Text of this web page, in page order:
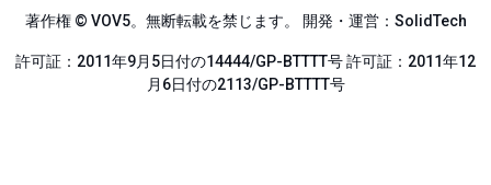
著作権 © VOV5。無断転載を禁じます。 開発・運営：SolidTech
許可証：2011年9月5日付の14444/GP-BTTTT号 許可証：2011年12
月6日付の2113/GP-BTTTT号